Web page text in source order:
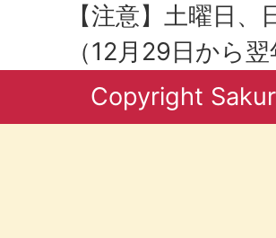
【注意】土曜日
（12月29日から
Copyright